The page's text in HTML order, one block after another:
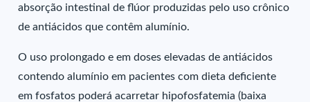
absorção intestinal de flúor produzidas pelo uso crônico
de antiácidos que contêm alumínio.
O uso prolongado e em doses elevadas de antiácidos
contendo alumínio em pacientes com dieta deficiente
em fosfatos poderá acarretar hipofosfatemia (baixa